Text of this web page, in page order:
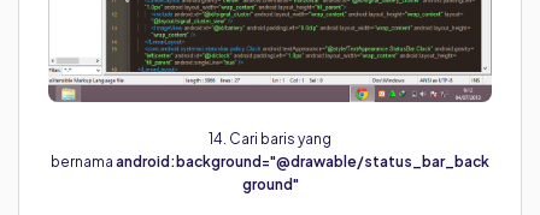
14. Cari baris yang
bernama android:background="@drawable/status_bar_back
ground"